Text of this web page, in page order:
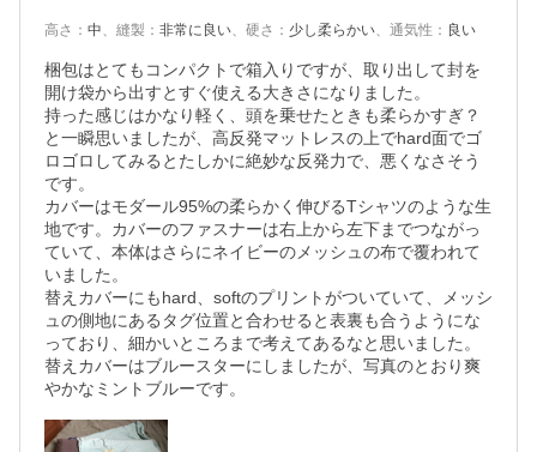
高さ ： 中、 縫製 ： 非常に良い、 硬さ ： 少し柔らかい、 通気性 ： 良い
梱包はとてもコンパクトで箱入りですが、取り出して封を
開け袋から出すとすぐ使える大きさになりました。
持った感じはかなり軽く、頭を乗せたときも柔らかすぎ？
と一瞬思いましたが、高反発マットレスの上でhard面でゴ
ロゴロしてみるとたしかに絶妙な反発力で、悪くなさそう
です。
カバーはモダール95%の柔らかく伸びるTシャツのような生
地です。カバーのファスナーは右上から左下までつながっ
ていて、本体はさらにネイビーのメッシュの布で覆われて
いました。
替えカバーにもhard、softのプリントがついていて、メッシ
ュの側地にあるタグ位置と合わせると表裏も合うようにな
っており、細かいところまで考えてあるなと思いました。
替えカバーはブルースターにしましたが、写真のとおり爽
やかなミントブルーです。